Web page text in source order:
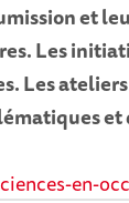
et
Les
Les
et
en-